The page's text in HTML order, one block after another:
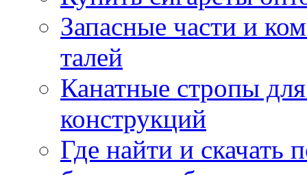
Запасные части и
талей
Канатные стропы
конструкций
Где найти и